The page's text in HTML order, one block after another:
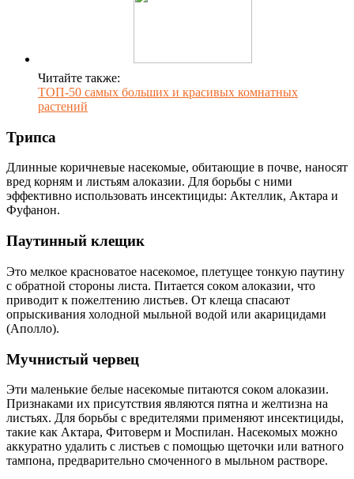
Читайте также:
ТОП-50 самых больших и красивых комнатных
растений
Трипса
Длинные коричневые насекомые, обитающие в почве, наносят
вред корням и листьям алоказии. Для борьбы с ними
эффективно использовать инсектициды: Актеллик, Актара и
Фуфанон.
Паутинный клещик
Это мелкое красноватое насекомое, плетущее тонкую паутину
с обратной стороны листа. Питается соком алоказии, что
приводит к пожелтению листьев. От клеща спасают
опрыскивания холодной мыльной водой или акарицидами
(Аполло).
Мучнистый червец
Эти маленькие белые насекомые питаются соком алоказии.
Признаками их присутствия являются пятна и желтизна на
листьях. Для борьбы с вредителями применяют инсектициды,
такие как Актара, Фитоверм и Моспилан. Насекомых можно
аккуратно удалить с листьев с помощью щеточки или ватного
тампона, предварительно смоченного в мыльном растворе.